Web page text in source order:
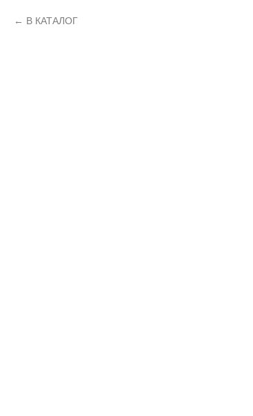
В КАТАЛОГ